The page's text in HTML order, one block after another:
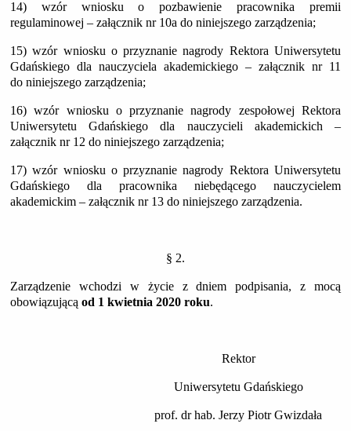
14) wzór wniosku o pozbawienie pracownika premii
regulaminowej – załącznik nr 10a do niniejszego zarządzenia;
15) wzór wniosku o przyznanie nagrody Rektora Uniwersytetu
Gdańskiego dla nauczyciela akademickiego – załącznik nr 11
do niniejszego zarządzenia;
16) wzór wniosku o przyznanie nagrody zespołowej Rektora
Uniwersytetu Gdańskiego dla nauczycieli akademickich –
załącznik nr 12 do niniejszego zarządzenia;
17) wzór wniosku o przyznanie nagrody Rektora Uniwersytetu
Gdańskiego dla pracownika niebędącego nauczycielem
akademickim – załącznik nr 13 do niniejszego zarządzenia.
§ 2.
Zarządzenie wchodzi w życie z dniem podpisania, z mocą
obowiązującą od 1 kwietnia 2020 roku.
Rektor
Uniwersytetu Gdańskiego
prof. dr hab. Jerzy Piotr Gwizdała